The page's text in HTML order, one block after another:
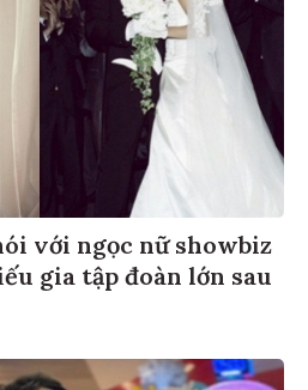
với ngọc nữ showbiz
gia tập đoàn lớn sau